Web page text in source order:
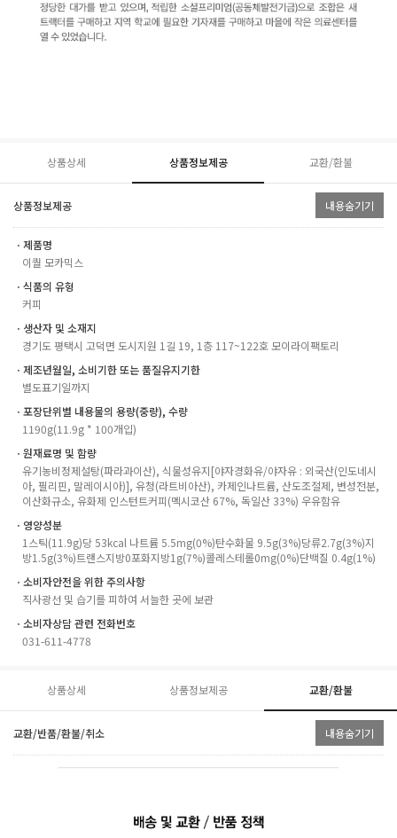
상품상세 상품정보제공 교환/환불
상품정보제공 내용숨기기
ㆍ제품명
이퀄 모카믹스
ㆍ식품의 유형
커피
ㆍ생산자 및 소재지
경기도 평택시 고덕면 도시지원 1길 19, 1층 117~122호 모이라이팩토리
ㆍ제조년월일, 소비기한 또는 품질유지기한
별도표기일까지
ㆍ포장단위별 내용물의 용량(중량), 수량
1190g(11.9g * 100개입)
ㆍ원재료명 및 함량
유기농비정제설탕(파라과이산), 식물성유지[야자경화유/야자유 : 외국산(인도네시
아, 필리핀, 말레이시아)], 유청(라트비아산), 카제인나트륨, 산도조절제, 변성전분,
이산화규소, 유화제 인스턴트커피(멕시코산 67%, 독일산 33%) 우유함유
ㆍ영양성분
1스틱(11.9g)당 53kcal 나트륨 5.5mg(0%)탄수화물 9.5g(3%)당류2.7g(3%)지
방1.5g(3%)트랜스지방0포화지방1g(7%)콜레스테롤0mg(0%)단백질 0.4g(1%)
ㆍ소비자안전을 위한 주의사항
직사광선 및 습기를 피하여 서늘한 곳에 보관
ㆍ소비자상담 관련 전화번호
031-611-4778
상품상세 상품정보제공 교환/환불
교환/반품/환불/취소 내용숨기기